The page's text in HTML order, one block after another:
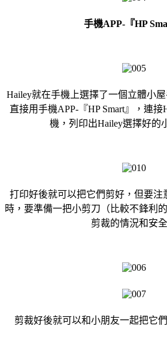
手機APP-『HP
Hailey就在手機上選擇了一個立體小
直接用手機APP-『HP Smart』，連接
機，列印出Hailey選擇好的
打印好後就可以把它們剪好，但要注
時，要準備一把小剪刀（比較不鋒利
剪裁的情況和安全
剪裁好後就可以和小朋友一起把它